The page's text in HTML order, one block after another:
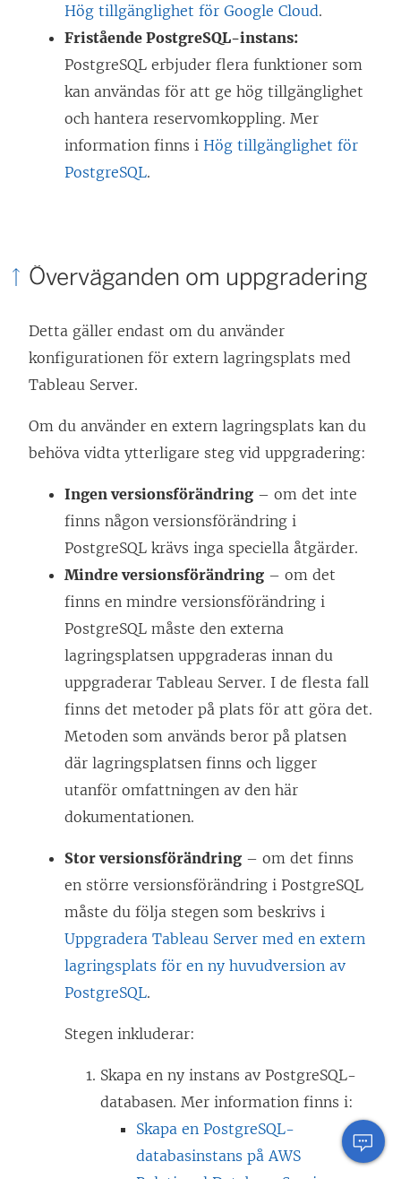
n
s
i
e
t
t
n
)
e
n
ö
p
p
n
t
n
y
ö
n
s
t
e
r
)
Hög tillgänglighet för Google Cloud.
Fristående PostgreSQL-instans:
PostgreSQL erbjuder flera funktioner som
kan användas för att ge hög tillgänglighet
och hantera reservomkoppling. Mer
information finns i Hög tillgänglighet för
PostgreSQL.
Överväganden om uppgradering
Detta gäller endast om du använder
konfigurationen för extern lagringsplats med
Tableau Server.
Om du använder en extern lagringsplats kan du
behöva vidta ytterligare steg vid uppgradering:
Ingen versionsförändring – om det inte
finns någon versionsförändring i
PostgreSQL krävs inga speciella åtgärder.
Mindre versionsförändring – om det
finns en mindre versionsförändring i
PostgreSQL måste den externa
lagringsplatsen uppgraderas innan du
uppgraderar Tableau Server. I de flesta fall
finns det metoder på plats för att göra det.
Metoden som används beror på platsen
där lagringsplatsen finns och ligger
utanför omfattningen av den här
dokumentationen.
Stor versionsförändring – om det finns
en större versionsförändring i PostgreSQL
måste du följa stegen som beskrivs i
Uppgradera Tableau Server med en extern
lagringsplats för en ny huvudversion av
PostgreSQL.
Stegen inkluderar:
Skapa en ny instans av PostgreSQL-
databasen. Mer information finns i:
Skapa en PostgreSQL-
databasinstans på AWS